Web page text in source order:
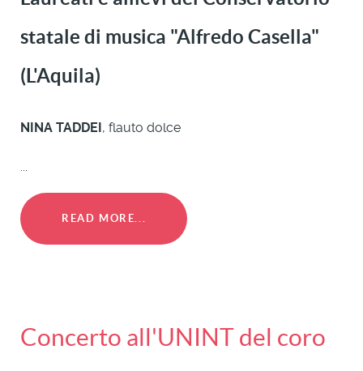
statale di musica "Alfredo Casella"
(L'Aquila)
NINA TADDEI , flauto dolce
...
READ MORE...
Concerto all'UNINT del coro